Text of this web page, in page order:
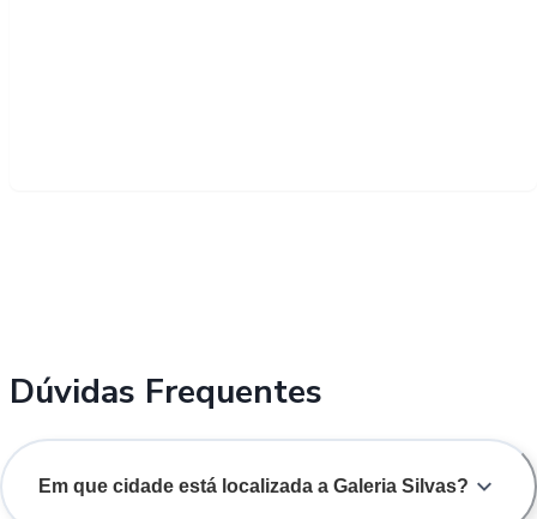
Dúvidas Frequentes
Em que cidade está localizada a Galeria Silvas?